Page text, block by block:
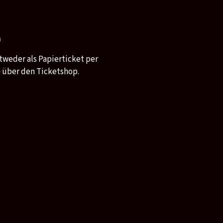
als Papierticket per
den Ticketshop.